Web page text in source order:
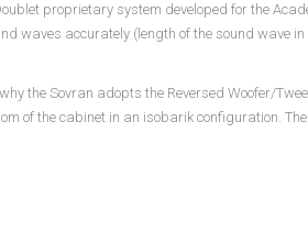
proprietary system developed for the
waves accurately (length of the sound wave
the Sovran adopts the Reversed Woofer/
of the cabinet in an isobarik configuration.